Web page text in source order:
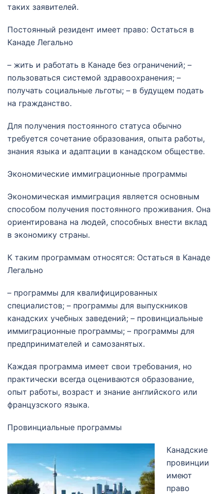
таких заявителей.
Постоянный резидент имеет право: Остаться в
Канаде Легально
– жить и работать в Канаде без ограничений; –
пользоваться системой здравоохранения; –
получать социальные льготы; – в будущем подать
на гражданство.
Для получения постоянного статуса обычно
требуется сочетание образования, опыта работы,
знания языка и адаптации в канадском обществе.
Экономические иммиграционные программы
Экономическая иммиграция является основным
способом получения постоянного проживания. Она
ориентирована на людей, способных внести вклад
в экономику страны.
К таким программам относятся: Остаться в Канаде
Легально
– программы для квалифицированных
специалистов; – программы для выпускников
канадских учебных заведений; – провинциальные
иммиграционные программы; – программы для
предпринимателей и самозанятых.
Каждая программа имеет свои требования, но
практически всегда оцениваются образование,
опыт работы, возраст и знание английского или
французского языка.
Провинциальные программы
Канадские
провинции
имеют
право